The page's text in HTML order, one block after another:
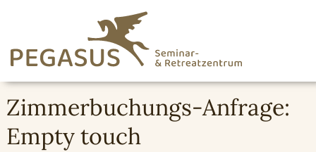
Zimmerbuchungs-Anfrage:
Empty touch